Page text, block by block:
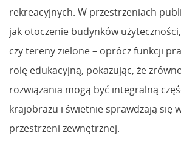
rekreacyjnych. W przestrzeniach
jak otoczenie budynków
czy tereny zielone – oprócz funkcji
rolę edukacyjną, pokazując, że
rozwiązania mogą być integralną
krajobrazu i świetnie sprawdzają się
przestrzeni zewnętrznej.